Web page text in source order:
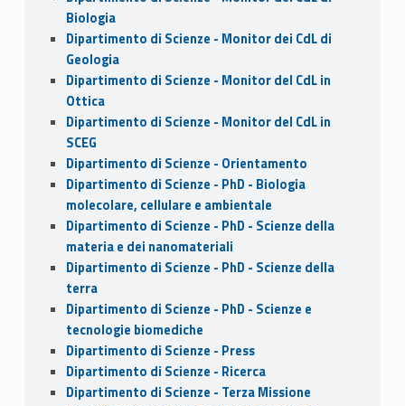
Biologia
Dipartimento di Scienze - Monitor dei CdL di
Geologia
Dipartimento di Scienze - Monitor del CdL in
Ottica
Dipartimento di Scienze - Monitor del CdL in
SCEG
Dipartimento di Scienze - Orientamento
Dipartimento di Scienze - PhD - Biologia
molecolare, cellulare e ambientale
Dipartimento di Scienze - PhD - Scienze della
materia e dei nanomateriali
Dipartimento di Scienze - PhD - Scienze della
terra
Dipartimento di Scienze - PhD - Scienze e
tecnologie biomediche
Dipartimento di Scienze - Press
Dipartimento di Scienze - Ricerca
Dipartimento di Scienze - Terza Missione